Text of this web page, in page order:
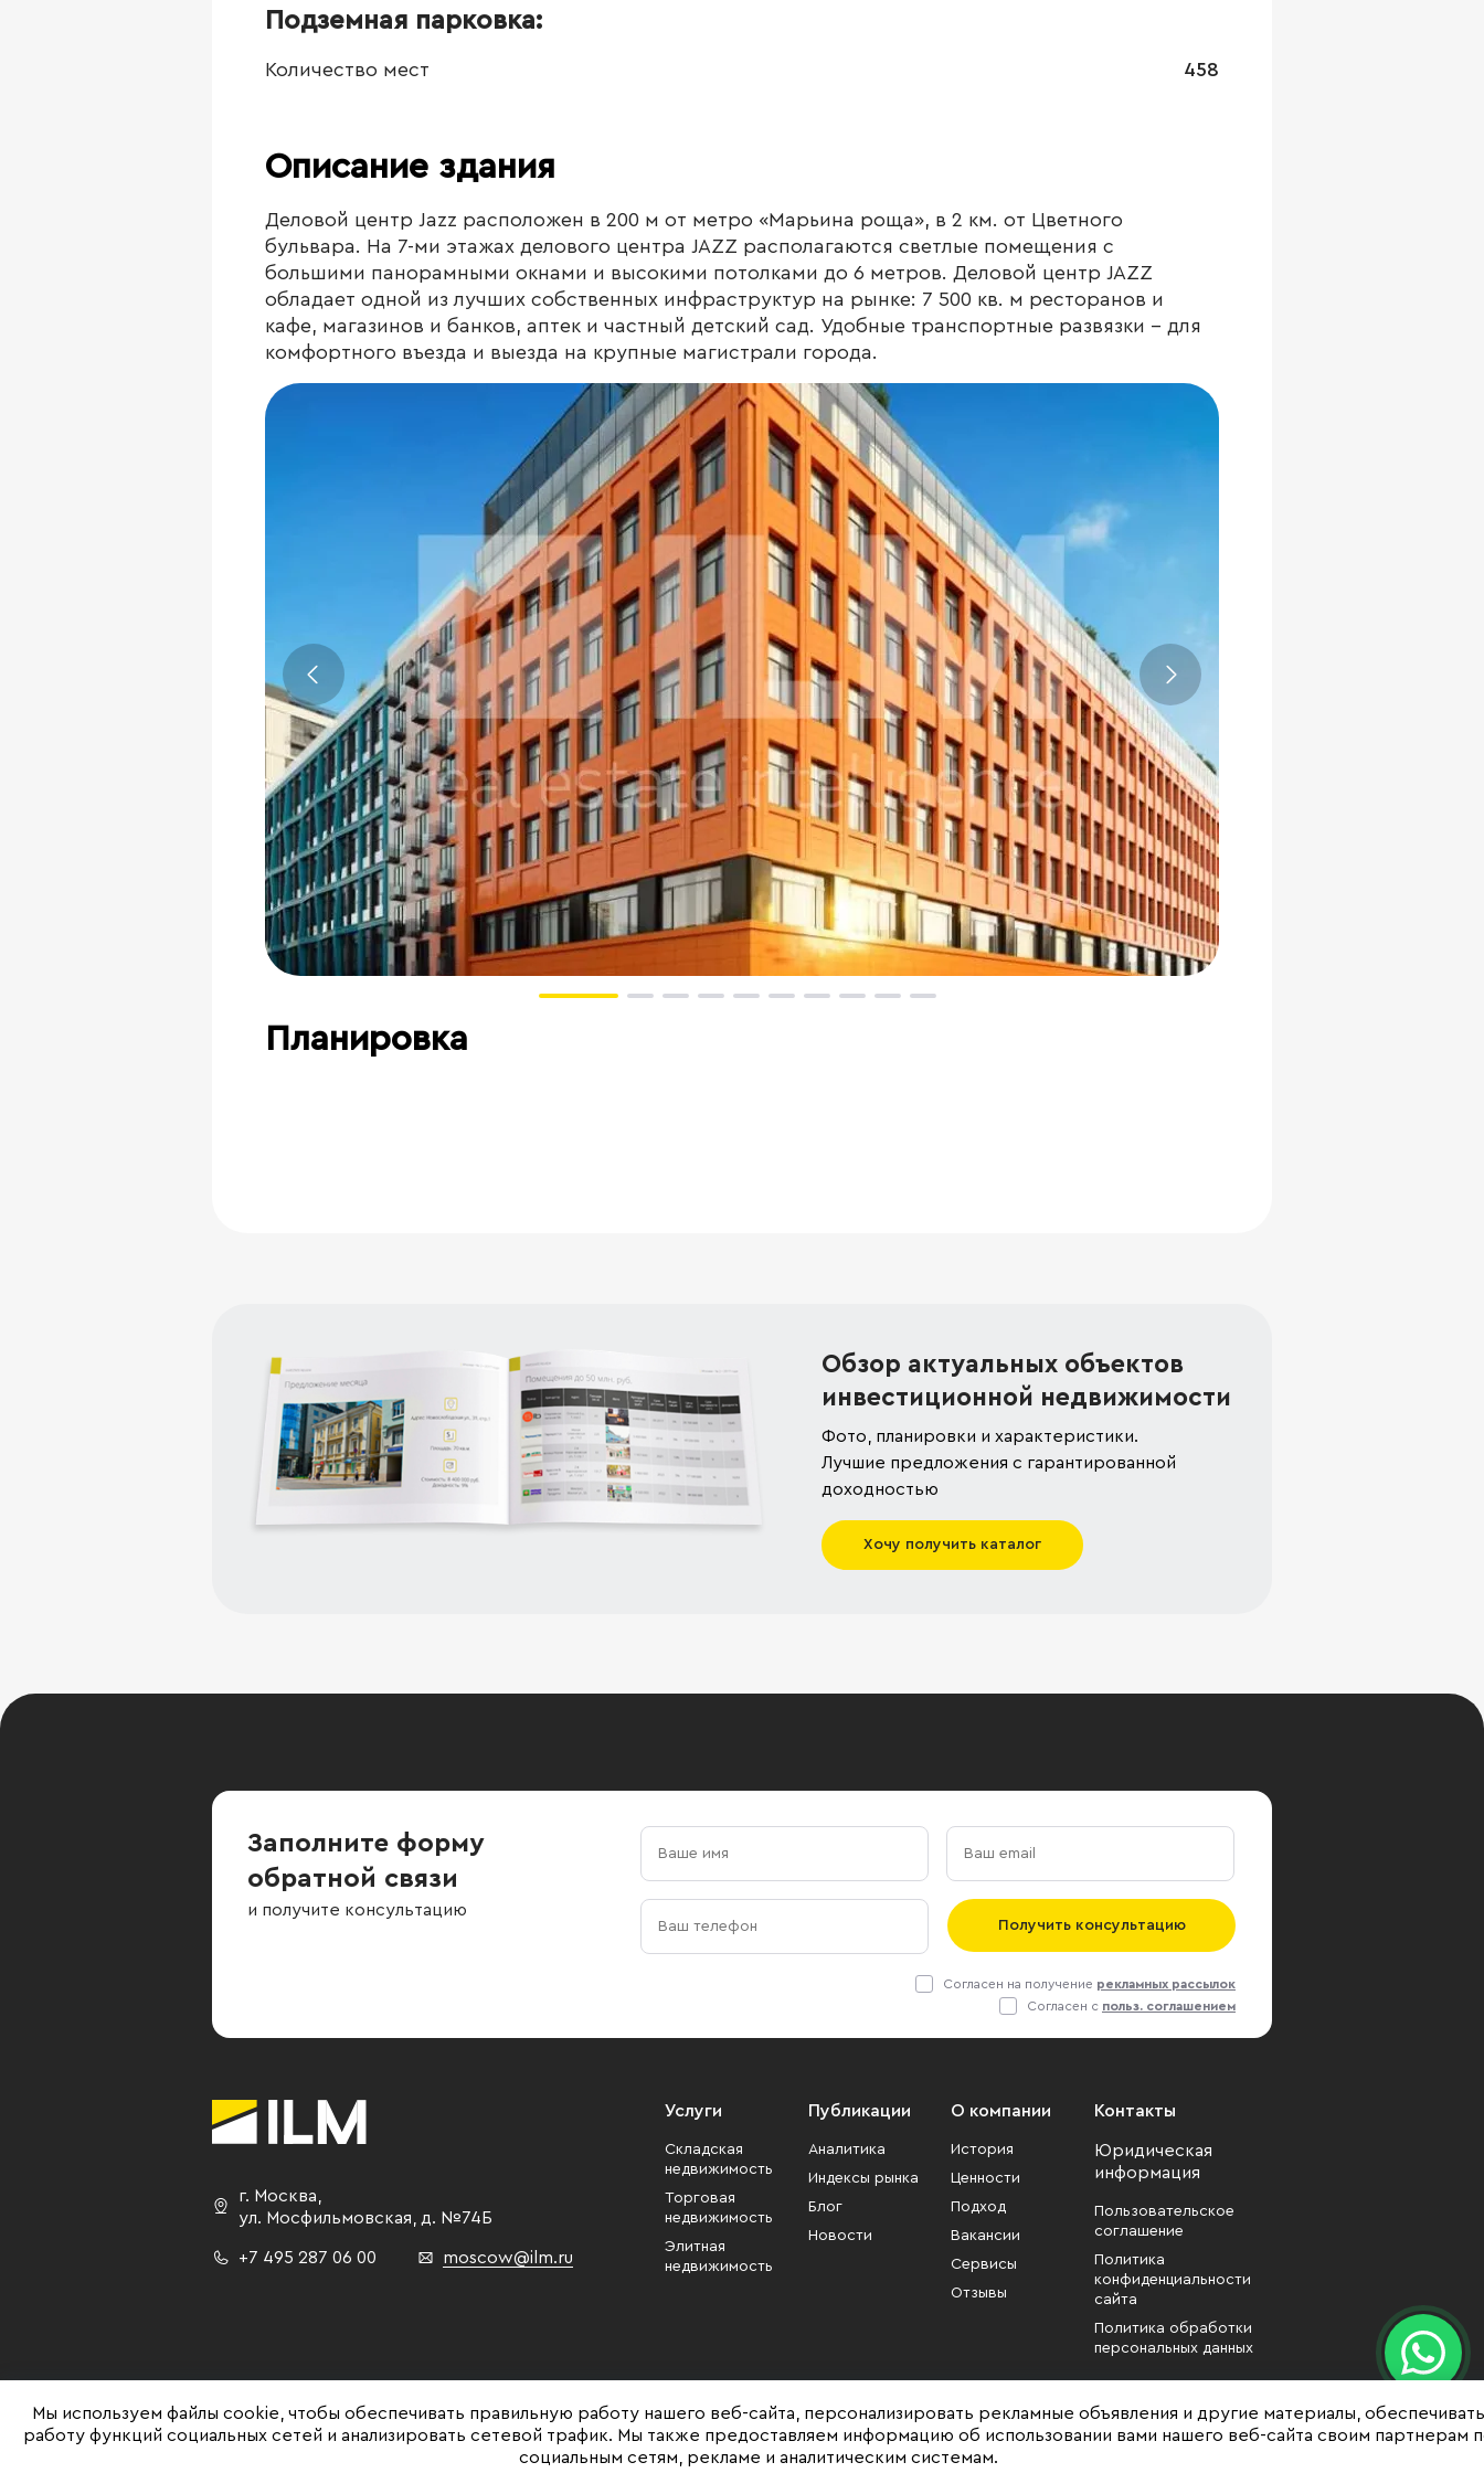
Подземная парковка:
Количество мест 458
Описание здания
Деловой центр Jazz расположен в 200 м от метро «Марьина роща», в 2 км. от Цветного
бульвара. На 7-ми этажах делового центра JAZZ располагаются светлые помещения с
большими панорамными окнами и высокими потолками до 6 метров. Деловой центр JAZZ
обладает одной из лучших собственных инфраструктур на рынке: 7 500 кв. м ресторанов и
кафе, магазинов и банков, аптек и частный детский сад. Удобные транспортные развязки – для
комфортного въезда и выезда на крупные магистрали города.
Планировка
Обзор актуальных объектов
инвестиционной недвижимости
Фото, планировки и характеристики.
Лучшие предложения с гарантированной
доходностью
Хочу получить каталог
Заполните форму
обратной связи
и получите консультацию
Получить консультацию
Согласен на получение рекламных рассылок
Согласен с польз. соглашением
г. Москва,
ул. Мосфильмовская, д. №74Б
+7 495 287 06 00 moscow@ilm.ru
Услуги
Складская
недвижимость
Торговая
недвижимость
Элитная
недвижимость
Публикации
Аналитика
Индексы рынка
Блог
Новости
О компании
История
Ценности
Подход
Вакансии
Сервисы
Отзывы
Контакты
Юридическая
информация
Пользовательское
соглашение
Политика
конфиденциальности
сайта
Политика обработки
персональных данных
Представленная на сайте информация, в т.ч. стоимости объектов, носит информационный характер
Мы используем файлы cookie, чтобы обеспечивать правильную работу нашего веб-сайта, персонализировать рекламные объявления и другие материалы, обеспечивать
работу функций социальных сетей и анализировать сетевой трафик. Мы также предоставляем информацию об использовании вами нашего веб-сайта своим партнерам
социальным сетям, рекламе и аналитическим системам.